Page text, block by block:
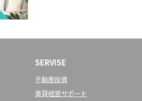
SERVISE
不動産投資
賃貸経営サポート